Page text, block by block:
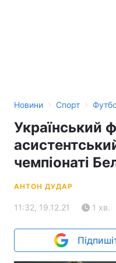
Новини › Спорт ›
Український
чемпіонаті
АНТОН ДУДАР
11:32, 19.12.21 1 хв.